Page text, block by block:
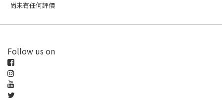
尚未有任何評價
Follow us on